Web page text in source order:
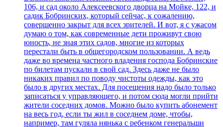
106, и сад около Алексеевского дворца на Мойке, 122, и
садик Бобринских, который сейчас, к сожалению,
совершенно закрыт для всех зрителей. И вот, я с ужасом
думаю о том, как современные дети проживут свою
юность, не зная этих садов, многие из которых
перестали быть в общегородском пользовании. А ведь
даже во времена частного владения господа Бобринские
по билетам пускали в свой сад. Здесь даже не было
никаких правил по поводу чистоты одежды, как это
было в других местах. Для посещения надо было только
записаться у управляющего, и потом сюда могли прийти
жители соседних домов. Можно было купить абонемент
на весь год, если ты жил в соседнем доме, чтобы,
например, там гуляла нянька с ребенком генеральши